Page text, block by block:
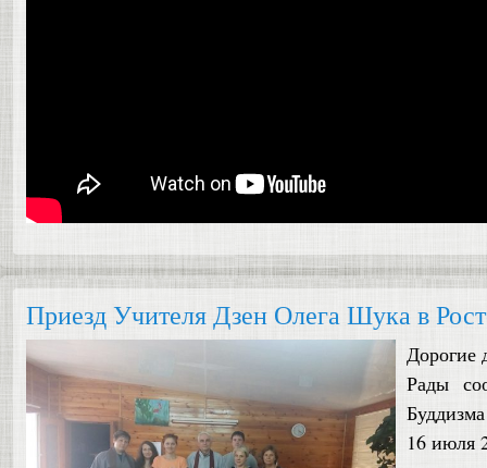
Приезд Учителя Дзен Олега Шука в
Дорогие
Рады
16 июля